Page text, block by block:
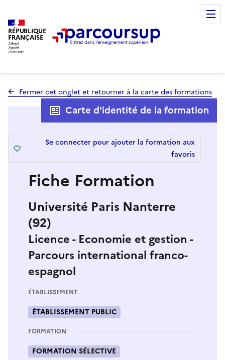
RÉPUBLIQUE
FRANÇAISE
Fermer cet onglet et retourner à la carte des formations
Fiche Formation
Université Paris Nanterre
(92)
Licence - Economie et gestion -
Parcours international franco-
espagnol
Carte d'identité de la formation
Se connecter pour ajouter la formation aux
favoris
ÉTABLISSEMENT
ÉTABLISSEMENT PUBLIC
FORMATION
FORMATION SÉLECTIVE